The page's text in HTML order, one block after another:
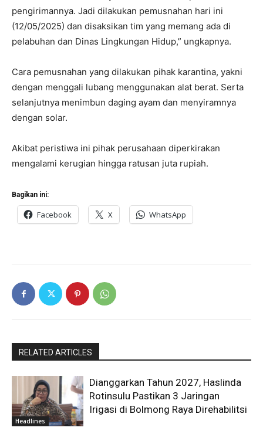
pengirimannya. Jadi dilakukan pemusnahan hari ini
(12/05/2025) dan disaksikan tim yang memang ada di
pelabuhan dan Dinas Lingkungan Hidup,” ungkapnya.
Cara pemusnahan yang dilakukan pihak karantina, yakni
dengan menggali lubang menggunakan alat berat. Serta
selanjutnya menimbun daging ayam dan menyiramnya
dengan solar.
Akibat peristiwa ini pihak perusahaan diperkirakan
mengalami kerugian hingga ratusan juta rupiah.
Bagikan ini:
Facebook X WhatsApp
RELATED ARTICLES
Headlines
Dianggarkan Tahun 2027, Haslinda
Rotinsulu Pastikan 3 Jaringan
Irigasi di Bolmong Raya Direhabilitsi